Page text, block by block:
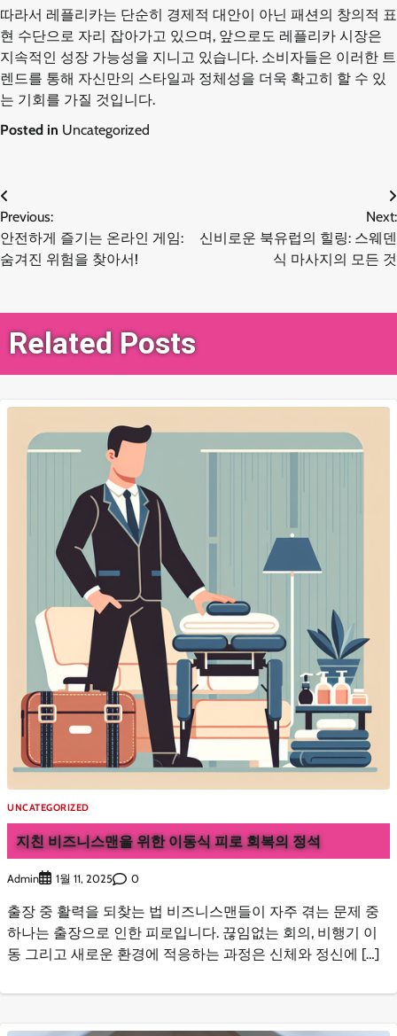
따라서 레플리카는 단순히 경제적 대안이 아닌 패션의 창의적 표
현 수단으로 자리 잡아가고 있으며, 앞으로도 레플리카 시장은
지속적인 성장 가능성을 지니고 있습니다. 소비자들은 이러한 트
렌드를 통해 자신만의 스타일과 정체성을 더욱 확고히 할 수 있
는 기회를 가질 것입니다.
Posted in Uncategorized
글
탐
색
Previous:
안전하게 즐기는 온라인 게임:
숨겨진 위험을 찾아서!
Next:
신비로운 북유럽의 힐링: 스웨덴
식 마사지의 모든 것
Related Posts
UNCATEGORIZED
지친 비즈니스맨을 위한 이동식 피로 회복의 정석
Admin 1월 11, 2025 0
출장 중 활력을 되찾는 법 비즈니스맨들이 자주 겪는 문제 중
하나는 출장으로 인한 피로입니다. 끊임없는 회의, 비행기 이
동 그리고 새로운 환경에 적응하는 과정은 신체와 정신에 […]